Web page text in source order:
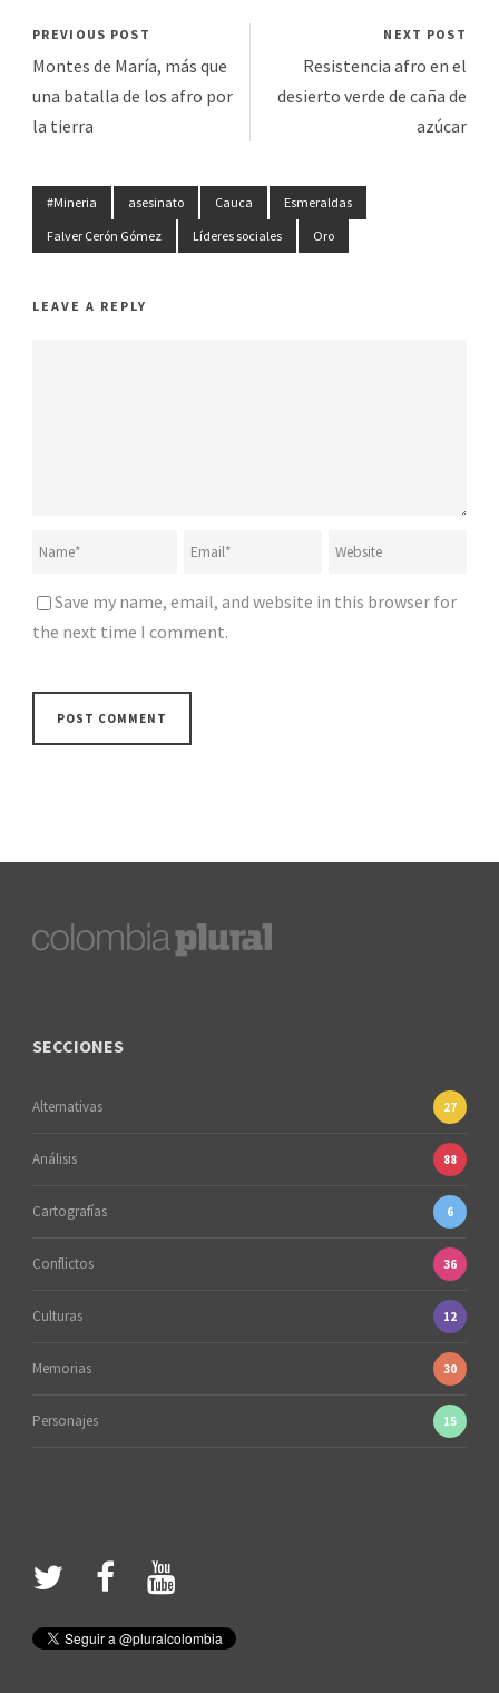
PREVIOUS POST
Montes de María, más que
una batalla de los afro por
la tierra
NEXT POST
Resistencia afro en el
desierto verde de caña de
azúcar
#Mineria asesinato Cauca
Esmeraldas
Falver Cerón Gómez
Líderes sociales Oro
LEAVE A REPLY
Save my name, email, and website in this browser for
the next time I comment.
SECCIONES
Alternativas 27
Análisis 88
Cartografías 6
Conflictos 36
Culturas 12
Memorias 30
Personajes 15